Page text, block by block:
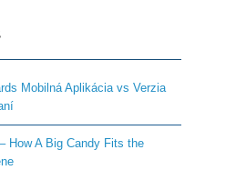
Mobilná Aplikácia vs Verzia
How A Big Candy Fits the